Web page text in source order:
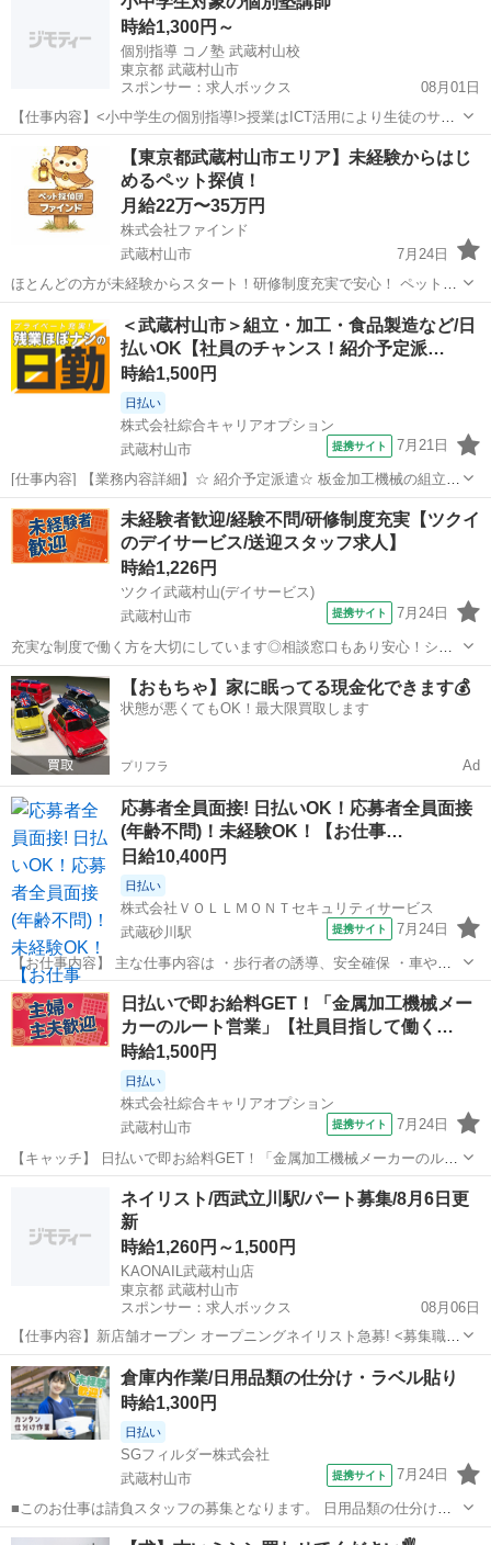
1日1〜2空き時間からOK ・お買い物ついでやお散歩がてらに ・ノルマ
時給1,300円～
個別指導 コノ塾 武蔵村山校
東京都 武蔵村山市
スポンサー：求人ボックス
08月01日
【仕事内容】<小中学生の個別指導!>授業はICT活用により生徒のサポ
ートに集中できます!予定との両立も <服装> 私服勤務 この求人は職業
紹介事業者による紹介求人です。 <職業紹介事業者> 会社名:株式会社
学研エル・スタッフィング...
アルバイト・パート
【東京都武蔵村山市エリア】未経験からはじ
めるペット探偵！
月給22万〜35万円
株式会社ファインド
武蔵村山市
7月24日
ほとんどの方が未経験からスタート！研修制度充実で安心！ ペットと
飼い主さんの「再会」を創り出す、やりがいのあるお仕事です！ 私た
ちのビジョン：技術力と飼い主さんへの寄り添いで、日本一の迷子ペ
ット探しサービスを創る！ ...
武蔵村山市 その他 スタッフ
＜武蔵村山市＞組立・加工・食品製造など/日
払いOK【社員のチャンス！紹介予定派…
時給1,500円
日払い
株式会社綜合キャリアオプション
武蔵村山市
提携サイト 7月21日
[仕事内容] 【業務内容詳細】☆ 紹介予定派遣☆ 板金加工機械の組立や
検査をしていただきます。 慣れてくればお客様の所へ行き、 納品やメ
ンテナンス・修理の対応もしていただきます。 紹介予定派遣で正社員
登用を見据えたお仕事です...
東京 武蔵村山市 工場
未経験者歓迎/経験不問/研修制度充実【ツクイ
のデイサービス/送迎スタッフ求人】
時給1,226円
ツクイ武蔵村山(デイサービス)
武蔵村山市
提携サイト 7月24日
充実な制度で働く方を大切にしています◎相談窓口もあり安心！シフ
ト勤務で働きやすさ抜群の環境です。 ★☆ 働きやすいメリット多数
★☆ ＼＼サービス・職種の魅力／／ 送迎業務を通して、お客様から感
謝の言葉を直接いただけたり...
東京 武蔵村山市 その他
【おもちゃ】家に眠ってる現金化できます💰
状態が悪くてもOK！最大限買取します
プリフラ Ad
応募者全員面接! 日払いOK！応募者全員面接
(年齢不問)！未経験OK！【お仕事…
日給10,400円
日払い
株式会社ＶＯＬＬＭＯＮＴセキュリティサービス
武蔵砂川駅
提携サイト 7月24日
【お仕事内容】 主な仕事内容は ・歩行者の誘導、安全確保 ・車やバ
イクなどの車両の誘導 などをお任せします。 年齢や経験、性別に関係
なく、誰でもスグに始められる仕事です。 現場に出る前にしっかりと
した研修があるので、未経験の...
東京 武蔵村山市 武蔵砂川駅
日払いで即お給料GET！「金属加工機械メー
カーのルート営業」【社員目指して働く…
時給1,500円
日払い
株式会社綜合キャリアオプション
武蔵村山市
提携サイト 7月24日
【キャッチ】 日払いで即お給料GET！「金属加工機械メーカーのルー
ト営業」【社員目指して働く！】未経験でも大丈夫☆定時上がりで自
分タイム♪高時給1500円！ 【コメント】 製造のお仕事をお探しの方必
見！ 「経験ないけど大...
武蔵村山市 その他
ネイリスト/西武立川駅/パート募集/8月6日更
新
時給1,260円～1,500円
KAONAIL武蔵村山店
東京都 武蔵村山市
スポンサー：求人ボックス
08月06日
【仕事内容】新店舗オープン オープニングネイリスト急募! <募集職種
> ネイリスト <仕事内容> ジェルネイルの施術 スカルプチュア,ジェル
ネイル <必要経験> <業種> ネイリスト <施設形態> ネイルサロン <勤
務地> 昭島駅...
アルバイト・パート
倉庫内作業/日用品類の仕分け・ラベル貼り
時給1,300円
日払い
SGフィルダー株式会社
武蔵村山市
提携サイト 7月24日
■このお仕事は請負スタッフの募集となります。 日用品類の仕分け作
業♪ ・小物のスキャン ・ラベル出力→貼る ・リストを見て企業別に仕
東京 武蔵村山市 仕分け